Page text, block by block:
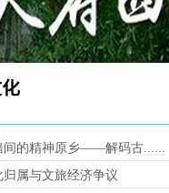
间的精神原乡——解码古......
归属与文旅经济争议